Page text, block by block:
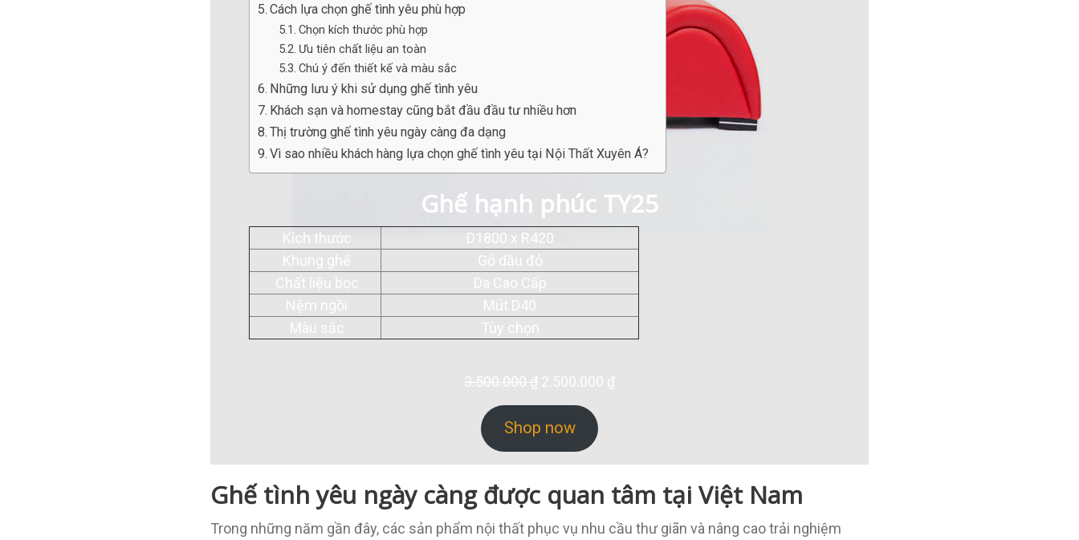
Cách lựa chọn ghế tình yêu phù hợp
Chọn kích thước phù hợp
Ưu tiên chất liệu an toàn
Chú ý đến thiết kế và màu sắc
Những lưu ý khi sử dụng ghế tình yêu
Khách sạn và homestay cũng bắt đầu đầu tư nhiều hơn
Thị trường ghế tình yêu ngày càng đa dạng
Vì sao nhiều khách hàng lựa chọn ghế tình yêu tại Nội Thất Xuyên Á?
Ghế hạnh phúc TY25
Kích thước
D1800 x R420
Khung ghế
Gỗ dầu đỏ
Chất liệu bọc
Da Cao Cấp
Nệm ngồi
Mút D40
Màu sắc
Tùy chọn
3.500.000₫ Original
price
was:
3.500.000 ₫.
2.500.000 ₫Current
Shop now
Ghế tình yêu ngày càng được quan tâm tại Việt Nam
Trong những năm gần đây, các sản phẩm nội thất phục vụ nhu cầu thư giãn và nâng cao trải nghiệm